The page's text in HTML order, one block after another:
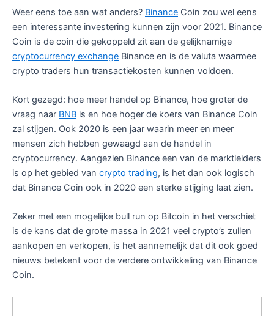
Weer eens toe aan wat anders? Binance Coin zou wel eens
een interessante investering kunnen zijn voor 2021. Binance
Coin is de coin die gekoppeld zit aan de gelijknamige
cryptocurrency exchange Binance en is de valuta waarmee
crypto traders hun transactiekosten kunnen voldoen.
Kort gezegd: hoe meer handel op Binance, hoe groter de
vraag naar BNB is en hoe hoger de koers van Binance Coin
zal stijgen. Ook 2020 is een jaar waarin meer en meer
mensen zich hebben gewaagd aan de handel in
cryptocurrency. Aangezien Binance een van de marktleiders
is op het gebied van crypto trading, is het dan ook logisch
dat Binance Coin ook in 2020 een sterke stijging laat zien.
Zeker met een mogelijke bull run op Bitcoin in het verschiet
is de kans dat de grote massa in 2021 veel crypto’s zullen
aankopen en verkopen, is het aannemelijk dat dit ook goed
nieuws betekent voor de verdere ontwikkeling van Binance
Coin.